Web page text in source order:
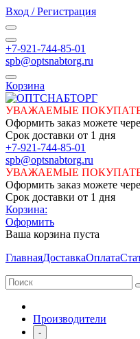
Вход / Регистрация
+7-921-744-85-01
spb@optsnabtorg.ru
Корзина
УВАЖАЕМЫЕ
Оформить заказ можете
Срок доставки от 1 дня
+7-921-744-85-01
spb@optsnabtorg.ru
УВАЖАЕМЫЕ
Оформить заказ можете
Срок доставки от 1 дня
Корзина:
Оформить
Ваша корзина пуста
ГлавнаяДоставкаОплата
Производители
-